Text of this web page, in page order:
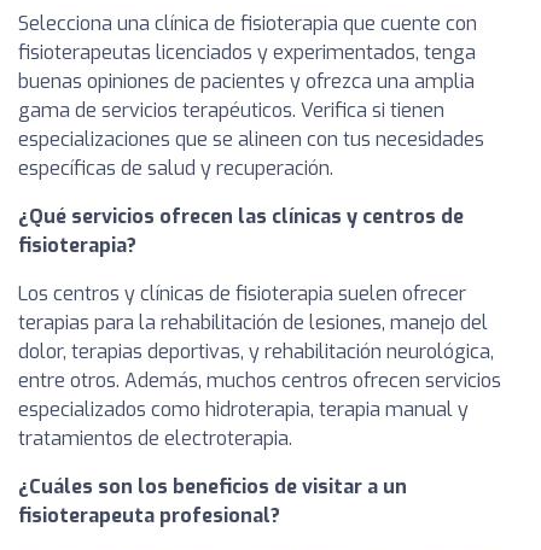
Selecciona una clínica de fisioterapia que cuente con
fisioterapeutas licenciados y experimentados, tenga
buenas opiniones de pacientes y ofrezca una amplia
gama de servicios terapéuticos. Verifica si tienen
especializaciones que se alineen con tus necesidades
específicas de salud y recuperación.
¿Qué servicios ofrecen las clínicas y centros de
fisioterapia?
Los centros y clínicas de fisioterapia suelen ofrecer
terapias para la rehabilitación de lesiones, manejo del
dolor, terapias deportivas, y rehabilitación neurológica,
entre otros. Además, muchos centros ofrecen servicios
especializados como hidroterapia, terapia manual y
tratamientos de electroterapia.
¿Cuáles son los beneficios de visitar a un
fisioterapeuta profesional?